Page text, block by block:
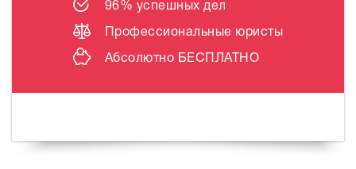
96% успешных дел
Профессиональные юристы
Абсолютно БЕСПЛАТНО